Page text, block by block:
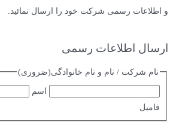
و اطلاعات رسمی شرکت خود را ارسال نمائید.
ارسال اطلاعات رسمی
نام شرکت / نام و نام خانوادگی(ضروری)
اسم
فامیل